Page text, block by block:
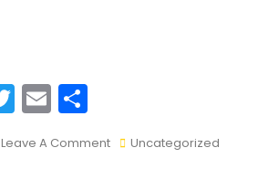
T
itt
E
ai ar
Leave A Comment Uncategorized